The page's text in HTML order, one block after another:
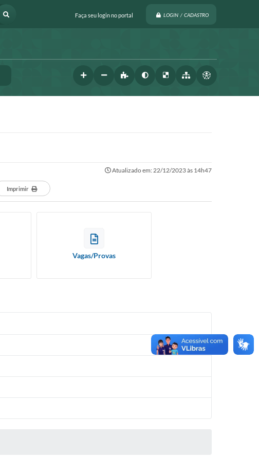
Faça seu login no portal LOGIN / CADASTRO
Atualizado em: 22/12/2023 às 14h47
Imprimir
Vagas/Provas